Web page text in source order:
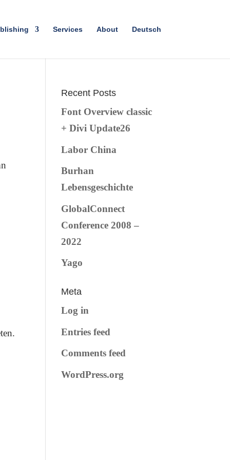
Services About Deutsch
Recent Posts
Font Overview classic
+ Divi Update26
Labor China
Burhan
Lebensgeschichte
GlobalConnect
Conference 2008 –
2022
Yago
Meta
Log in
Entries feed
Comments feed
WordPress.org